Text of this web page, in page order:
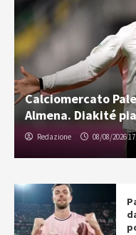
Calciomercato
Almena. Diakité
Redazione 08/08/2026